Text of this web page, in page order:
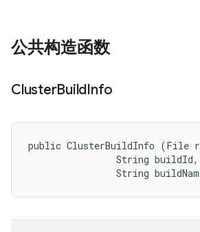
公共构造函数
ClusterBuildInfo
public ClusterBuildInfo (File
                String buildId,
String